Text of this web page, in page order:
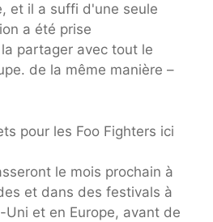
et il a suffi d'une seule
a été prise
partager avec tout le
de la même manière –
pour les Foo Fighters ici
le mois prochain à
et dans des festivals à
Uni et en Europe, avant de